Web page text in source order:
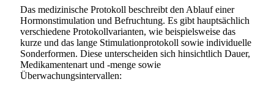
Das medizinische Protokoll beschreibt den Ablauf einer
Hormonstimulation und Befruchtung. Es gibt hauptsächlich
verschiedene Protokollvarianten, wie beispielsweise das
kurze und das lange Stimulationprotokoll sowie individuelle
Sonderformen. Diese unterscheiden sich hinsichtlich Dauer,
Medikamentenart und -menge sowie
Überwachungsintervallen: